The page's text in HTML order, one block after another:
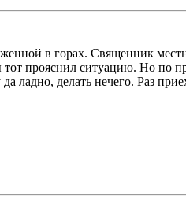
в горах. Священник
прояснил ситуацию. Но по
делать нечего. Раз